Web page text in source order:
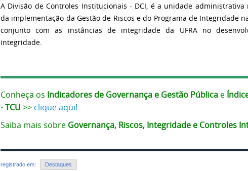
A Divisão de Controles Institucionais - DCI, é a unidade
da implementação da Gestão de Riscos e do Programa de Integridade
conjunto com as instâncias de integridade da UFRA no
integridade.
Conheça os Indicadores de Governança e Gestão Pública e
- TCU >> clique aqui!
Saiba mais sobre Governança, Riscos, Integridade e Controles
registrado em: Destaques